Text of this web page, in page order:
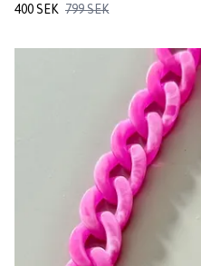
400 SEK 799 SEK